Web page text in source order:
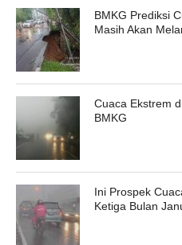
BMKG Prediksi
Masih Akan
Cuaca Ekstrem
BMKG
Ini Prospek
Ketiga Bulan